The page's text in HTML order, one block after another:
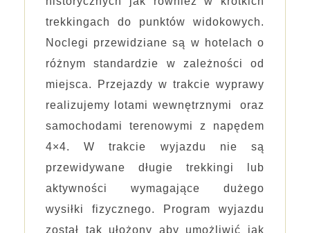
trekkingach do punktów widokowych.
Noclegi przewidziane są w hotelach o
różnym standardzie w zależności od
miejsca. Przejazdy w trakcie wyprawy
realizujemy lotami wewnętrznymi oraz
samochodami terenowymi z napędem
4×4. W trakcie wyjazdu nie są
przewidywane długie trekkingi lub
aktywności wymagające dużego
wysiłki fizycznego. Program wyjazdu
został tak ułożony aby umożliwić jak